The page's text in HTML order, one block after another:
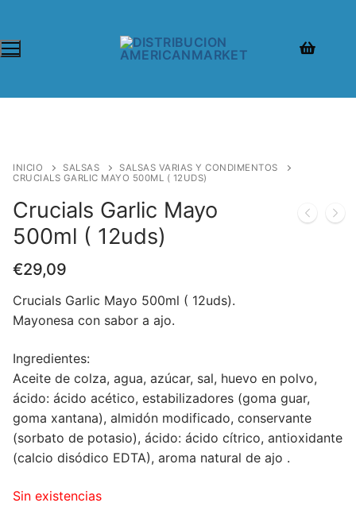
contenido
INICIO SALSAS
SALSAS VARIAS Y CONDIMENTOS
CRUCIALS GARLIC MAYO 500ML ( 12UDS)
Crucials Garlic Mayo
500ml ( 12uds)
€29,09
Crucials Garlic Mayo 500ml ( 12uds).
Mayonesa con sabor a ajo.
Ingredientes:
Aceite de colza, agua, azúcar, sal, huevo en polvo,
ácido: ácido acético, estabilizadores (goma guar,
goma xantana), almidón modificado, conservante
(sorbato de potasio), ácido: ácido cítrico, antioxidante
(calcio disódico EDTA), aroma natural de ajo .
Sin existencias